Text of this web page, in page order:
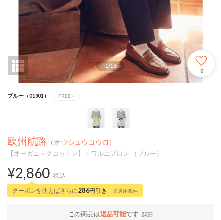
1/16
0
ブルー（01001） FREE ×
欧州航路 （オウシュウコウロ）
【オーガニックコットン】トワルエプロン （ブルー）
¥2,860 税込
クーポンを使えばさらに 286円引き！ ※適用条件
この商品は返品可能です
詳細